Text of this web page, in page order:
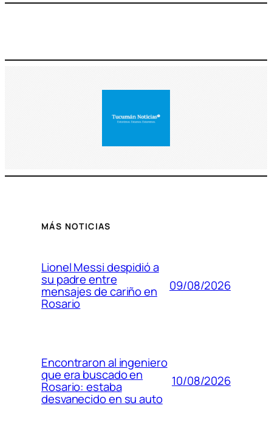
MÁS NOTICIAS
Lionel Messi despidió a
su padre entre
mensajes de cariño en
Rosario
09/08/2026
Encontraron al ingeniero
que era buscado en
Rosario: estaba
desvanecido en su auto
10/08/2026